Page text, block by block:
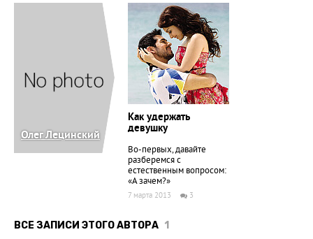
Олег Лецинский
Как удержать
девушку
Во-первых, давайте
разберемся с
естественным вопросом:
«А зачем?»
7 марта 2013 3
ВСЕ ЗАПИСИ ЭТОГО АВТОРА 1